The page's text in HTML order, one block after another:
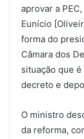
aprovar a
Eunício
forma do
Câmara dos
situação que
decreto e
O ministro
da reforma,